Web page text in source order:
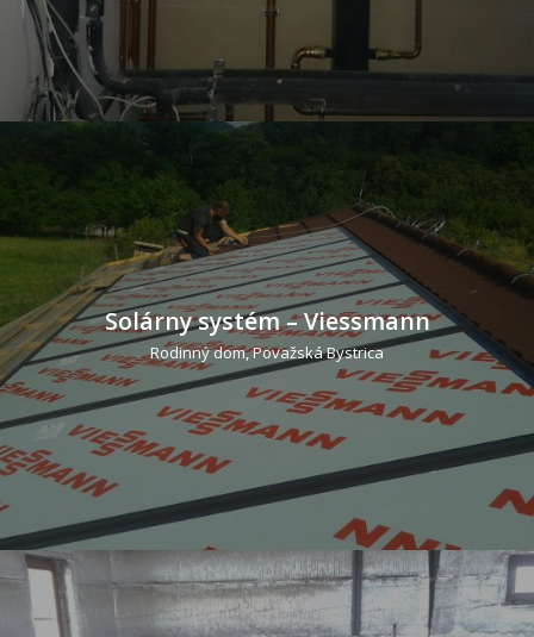
Solárny systém – Viessmann
Rodinný dom, Považská Bystrica